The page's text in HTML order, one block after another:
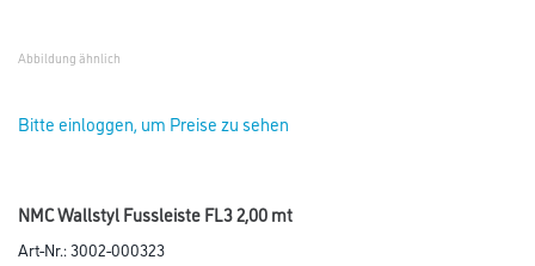
Abbildung ähnlich
Bitte einloggen, um Preise zu sehen
NMC Wallstyl Fussleiste FL3 2,00 mt
Art-Nr.:3002-000323